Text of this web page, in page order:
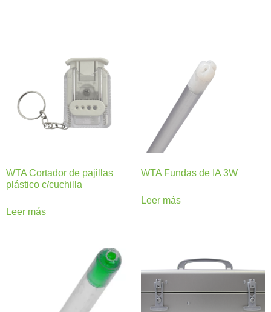
WTA Cortador de pajillas
plástico c/cuchilla
Leer más
WTA Fundas de IA 3W
Leer más